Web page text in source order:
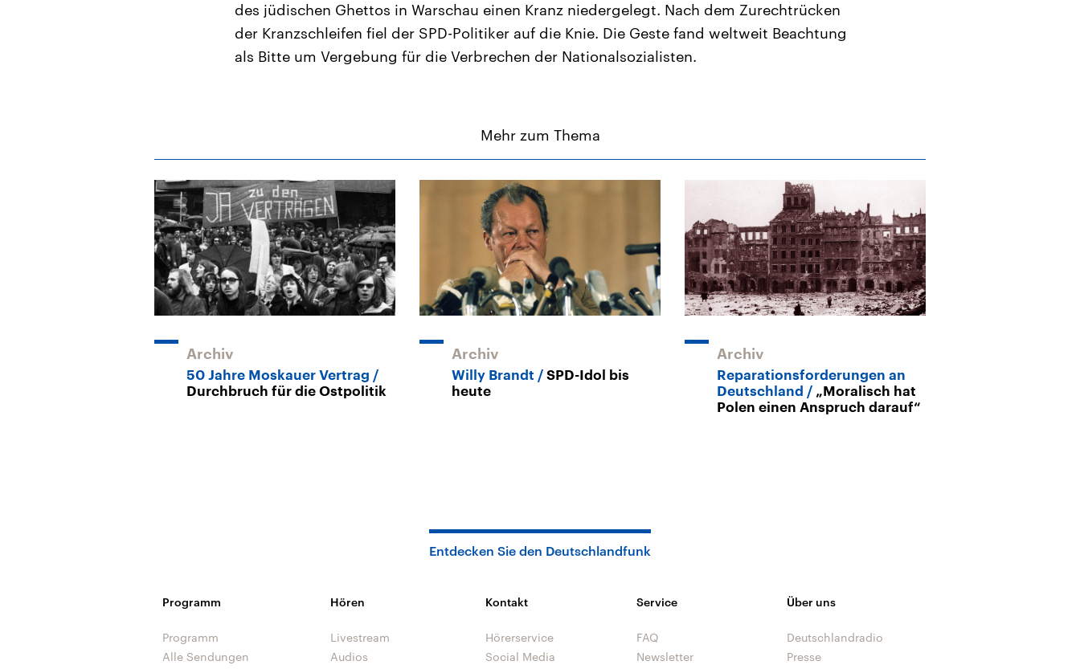
des jüdischen Ghettos in Warschau einen Kranz niedergelegt. Nach dem Zurechtrücken
der Kranzschleifen fiel der SPD-Politiker auf die Knie. Die Geste fand weltweit Beachtung
als Bitte um Vergebung für die Verbrechen der Nationalsozialisten.
Mehr zum Thema
Archiv
50 Jahre Moskauer Vertrag
Durchbruch für die Ostpolitik
Archiv
Willy Brandt
SPD-Idol bis
heute
Archiv
Reparationsforderungen an
Deutschland
„Moralisch hat
Polen einen Anspruch darauf“
Entdecken Sie den Deutschlandfunk
Programm
Programm
Alle Sendungen
Hören
Livestream
Audios
Kontakt
Hörerservice
Social Media
Service
FAQ
Newsletter
Über uns
Deutschlandradio
Presse